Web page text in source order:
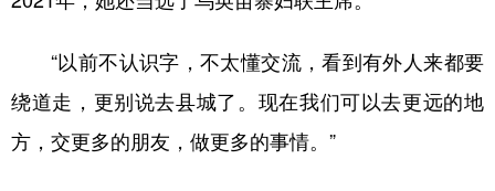
“以前不认识字，不太懂交流，看到有外人来都要
绕道走，更别说去县城了。现在我们可以去更远的地
方，交更多的朋友，做更多的事情。”